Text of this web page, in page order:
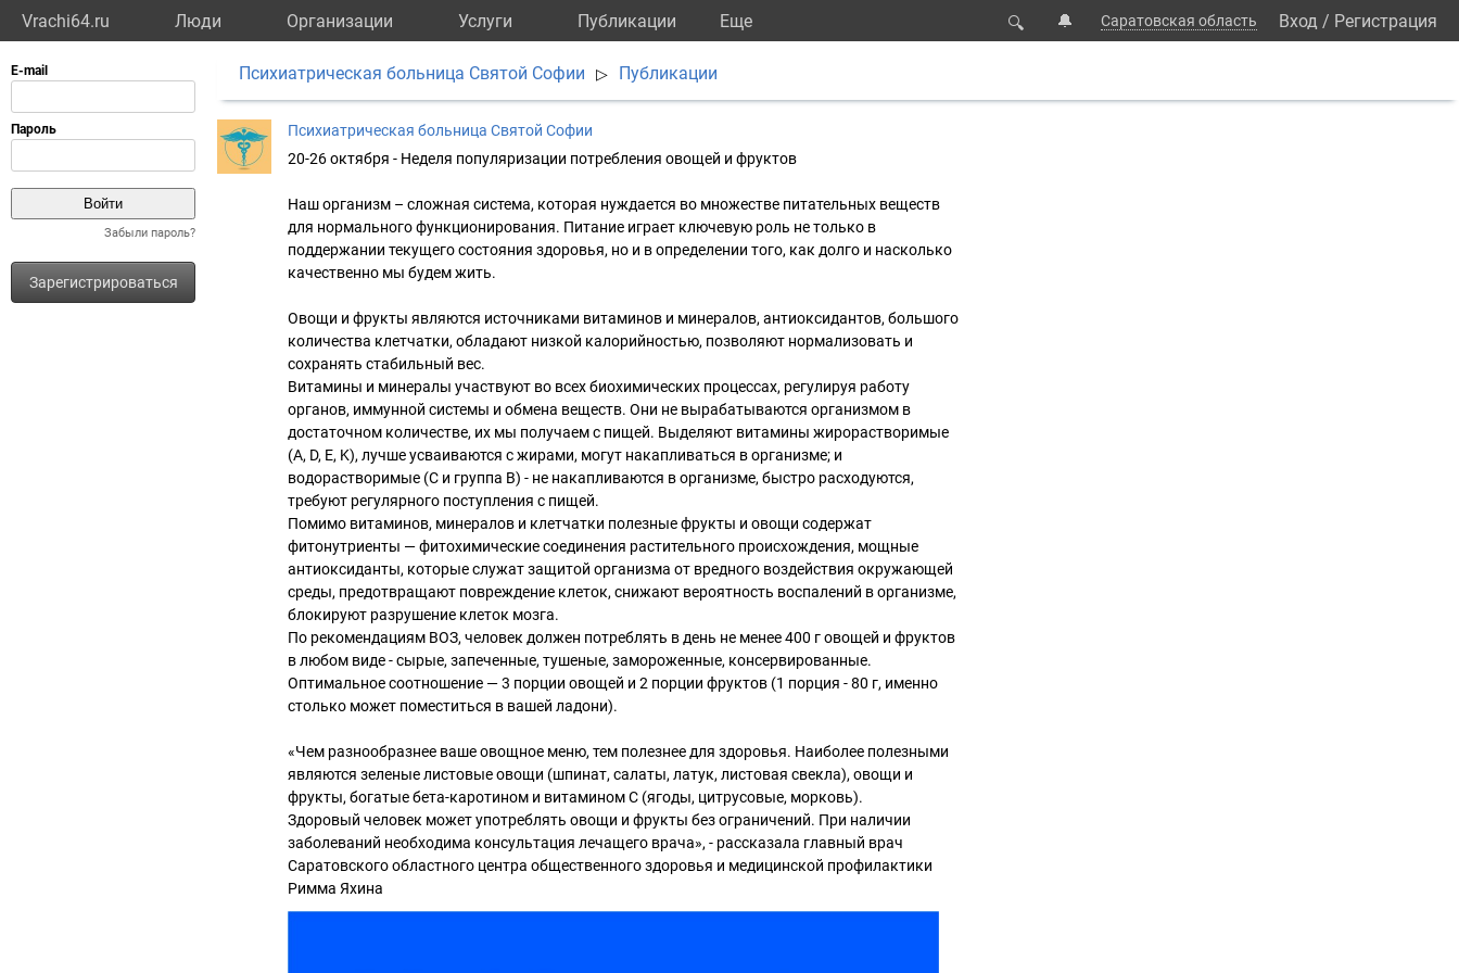
Vrachi64.ru Люди Организации Услуги Публикации Eще 🔍 🔔 Саратовская область Вход / Регистрация
Забыли пароль?
Зарегистрироваться
Психиатрическая больница Святой Софии ▷ Публикации
Психиатрическая больница Святой Софии
20-26 октября - Неделя популяризации потребления овощей и фруктов
Наш организм – сложная система, которая нуждается во множестве питательных веществ
для нормального функционирования. Питание играет ключевую роль не только в
поддержании текущего состояния здоровья, но и в определении того, как долго и насколько
качественно мы будем жить.
Овощи и фрукты являются источниками витаминов и минералов, антиоксидантов, большого
количества клетчатки, обладают низкой калорийностью, позволяют нормализовать и
сохранять стабильный вес.
Витамины и минералы участвуют во всех биохимических процессах, регулируя работу
органов, иммунной системы и обмена веществ. Они не вырабатываются организмом в
достаточном количестве, их мы получаем с пищей. Выделяют витамины жирорастворимые
(A, D, E, K), лучше усваиваются с жирами, могут накапливаться в организме; и
водорастворимые (C и группа B) - не накапливаются в организме, быстро расходуются,
требуют регулярного поступления с пищей.
Помимо витаминов, минералов и клетчатки полезные фрукты и овощи содержат
фитонутриенты — фитохимические соединения растительного происхождения, мощные
антиоксиданты, которые служат защитой организма от вредного воздействия окружающей
среды, предотвращают повреждение клеток, снижают вероятность воспалений в организме,
блокируют разрушение клеток мозга.
По рекомендациям ВОЗ, человек должен потреблять в день не менее 400 г овощей и фруктов
в любом виде - сырые, запеченные, тушеные, замороженные, консервированные.
Оптимальное соотношение — 3 порции овощей и 2 порции фруктов (1 порция - 80 г, именно
столько может поместиться в вашей ладони).
«Чем разнообразнее ваше овощное меню, тем полезнее для здоровья. Наиболее полезными
являются зеленые листовые овощи (шпинат, салаты, латук, листовая свекла), овощи и
фрукты, богатые бета-каротином и витамином С (ягоды, цитрусовые, морковь).
Здоровый человек может употреблять овощи и фрукты без ограничений. При наличии
заболеваний необходима консультация лечащего врача», - рассказала главный врач
Саратовского областного центра общественного здоровья и медицинской профилактики
Римма Яхина